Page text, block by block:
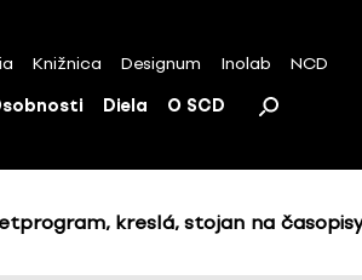
Knižnica Designum Inolab NCD
Diela O SCD
kreslá, stojan na